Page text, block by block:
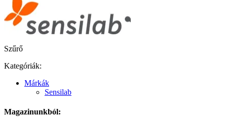
Szűrő
Kategóriák:
Márkák
Sensilab
Magazinunkból: